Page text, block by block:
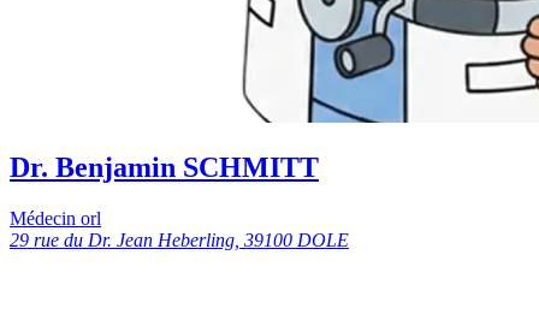
Dr. Benjamin SCHMITT
Médecin orl
29 rue du Dr. Jean Heberling, 39100 DOLE